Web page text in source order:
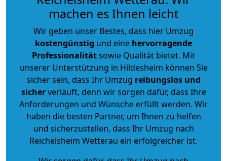
machen es Ihnen leicht
Wir geben unser Bestes, dass hier Umzug
kostengünstig und eine hervorragende
Professionalitätsowie Qualität bietet. Mit
unserer Unterstützung in Hildesheim können Sie
sicher sein, dass Ihr Umzug reibungslos und
sicherverläuft, denn wir sorgen dafür, dass Ihre
Anforderungen und Wünsche erfüllt werden. Wir
haben die besten Partner, um Ihnen zu helfen
und sicherzustellen, dass Ihr Umzug nach
Reichelsheim Wetterau ein erfolgreicher ist.